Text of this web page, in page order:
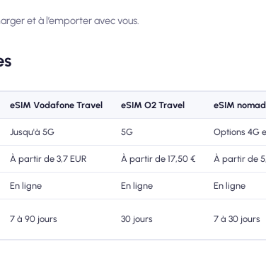
et à l’emporter avec vous.
eSIM Vodafone Travel eSIM O2 Travel eSIM
Jusqu'à 5G 5G Options 4G
À partir de 3,7 EUR À partir de 17,50 € À partir de
En ligne En ligne En ligne
7 à 90 jours 30 jours 7 à 30 jours